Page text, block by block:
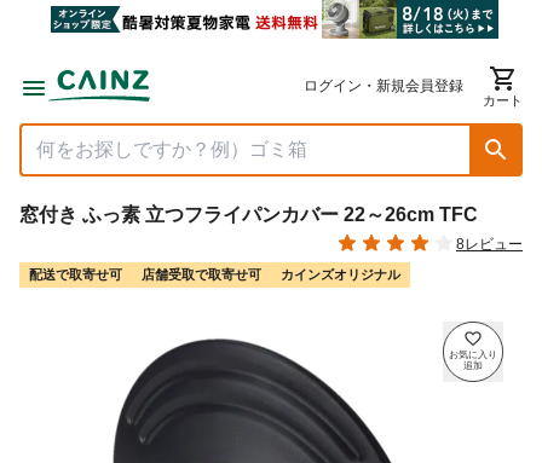
ログイン・新規会員登録
カート
窓付き ふっ素 立つフライパンカバー 22～26cm TFC
8レビュー
配送で取寄せ可 店舗受取で取寄せ可 カインズオリジナル